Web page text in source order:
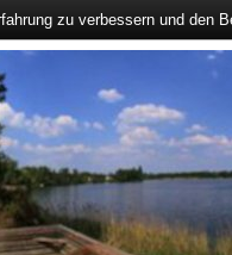
zu verbessern und den